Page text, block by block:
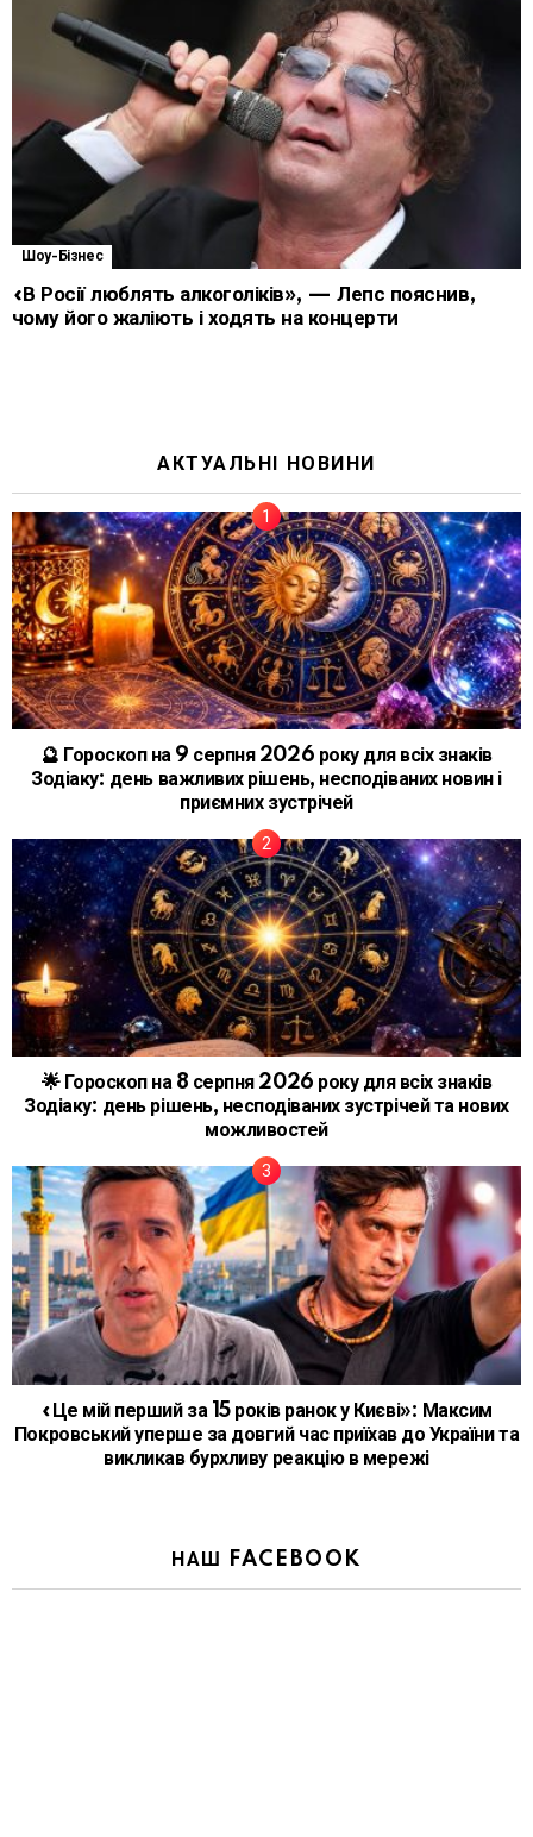
Шоу-Бізнес
«В Росії люблять алкоголіків», — Лепс пояснив,
чому його жаліють і ходять на концерти
АКТУАЛЬНІ НОВИНИ
🔮 Гороскоп на 9 серпня 2026 року для всіх знаків
Зодіаку: день важливих рішень, несподіваних новин і
приємних зустрічей
🌟 Гороскоп на 8 серпня 2026 року для всіх знаків
Зодіаку: день рішень, несподіваних зустрічей та нових
можливостей
«Це мій перший за 15 років ранок у Києві»: Максим
Покровський уперше за довгий час приїхав до України та
викликав бурхливу реакцію в мережі
НАШ FACEBOOK